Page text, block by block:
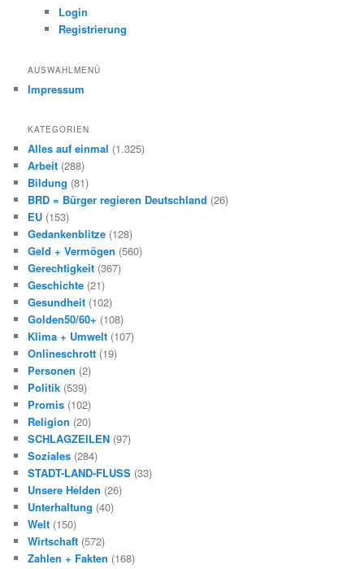
Login
Registrierung
AUSWAHLMENÜ
Impressum
KATEGORIEN
Alles auf einmal (1.325)
Arbeit (288)
Bildung (81)
BRD = Bürger regieren Deutschland (26)
EU (153)
Gedankenblitze (128)
Geld + Vermögen (560)
Gerechtigkeit (367)
Geschichte (21)
Gesundheit (102)
Golden50/60+ (108)
Klima + Umwelt (107)
Onlineschrott (19)
Personen (2)
Politik (539)
Promis (102)
Religion (20)
SCHLAGZEILEN (97)
Soziales (284)
STADT-LAND-FLUSS (33)
Unsere Helden (26)
Unterhaltung (40)
Welt (150)
Wirtschaft (572)
Zahlen + Fakten (168)